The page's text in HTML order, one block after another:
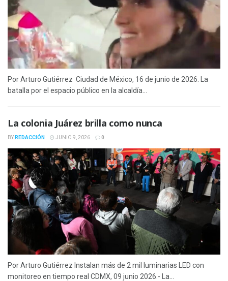
Por Arturo Gutiérrez Ciudad de México, 16 de junio de 2026. La
batalla por el espacio público en la alcaldía...
La colonia Juárez brilla como nunca
BY REDACCIÓN JUNIO 9, 2026 0
Por Arturo Gutiérrez Instalan más de 2 mil luminarias LED con
monitoreo en tiempo real CDMX, 09 junio 2026.- La...